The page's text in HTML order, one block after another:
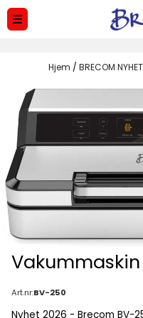
Hopp til innhold
Hjem / BRECOM
Art.nr:BV-250
Nyhet 2026 - Brecom BV-250 Vakuummaskin hvor